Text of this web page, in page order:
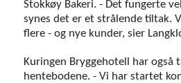
Stokkøy Bakeri. - Det fungerte
synes det er et strålende tiltak.
flere - og nye kunder, sier
Kuringen Bryggehotell har også
hentebodene. - Vi har startet